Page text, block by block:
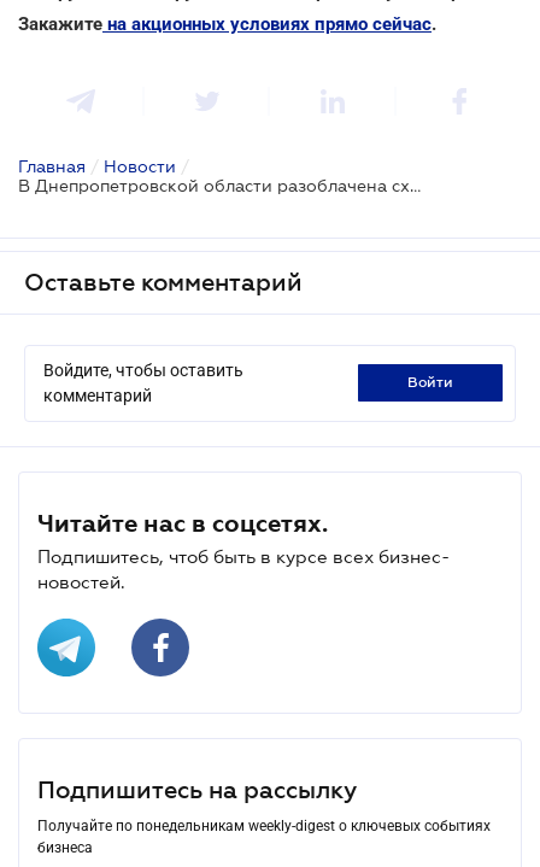
Закажите на акционных условиях прямо сейчас.
Главная / Новости /
В Днепропетровской области разоблачена схема подпольного производства табака для кальяна
Оставьте комментарий
Войдите, чтобы оставить
комментарий
войти
Читайте нас в соцсетях.
Подпишитесь, чтоб быть в курсе всех бизнес-
новостей.
Подпишитесь на рассылку
Получайте по понедельникам weekly-digest о ключевых событиях
бизнеса